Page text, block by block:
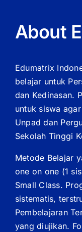
About
Edumatrix
belajar untuk
dan Kedinasan.
untuk siswa
Unpad dan
Sekolah Tinggi
Metode Belajar
one on one (1
Small Class.
sistematis,
Pembelajaran
yang diujikan.